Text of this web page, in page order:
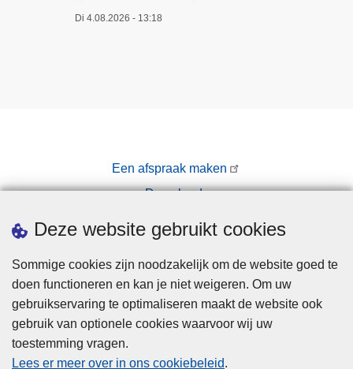
Deze website gebruikt cookies
Sommige cookies zijn noodzakelijk om de website goed te
doen functioneren en kan je niet weigeren. Om uw
gebruikservaring te optimaliseren maakt de website ook
gebruik van optionele cookies waarvoor wij uw
toestemming vragen.
Lees er meer over in ons cookiebeleid.
Di 4.08.2026 - 13:18
Een afspraak maken
Downloads